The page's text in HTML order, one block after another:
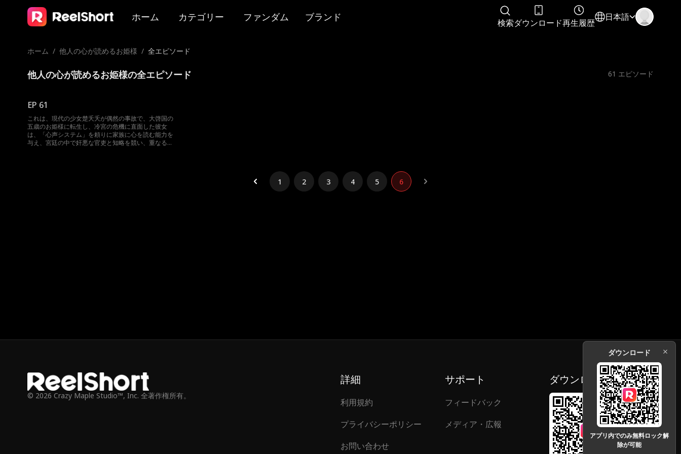
ホーム カテゴリー ファンダム ブランド
検索ダウンロード再生履歴
日本語
ホーム / 他人の心が読めるお姫様 / 全エピソード
他人の心が読めるお姫様の全エピソード 61 エピソード
EP 61
これは、現代の少女楚夭夭が偶然の事故で、大啓国の
五歳のお姫様に転生し、冷宮の危機に直面した彼女
は、「心声システム」を頼りに家族に心を読む能力を
与え、宮廷の中で奸悪な官吏と知略を競い、重なる危
1 2 3 4 5 6
© 2026 Crazy Maple Studio™, Inc. 全著作権所有。
詳細
利用規約
プライバシーポリシー
お問い合わせ
サポート
フィードバック
メディア・広報
ダウンロード
ダウンロード
アプリ内でのみ無料ロック解
除が可能